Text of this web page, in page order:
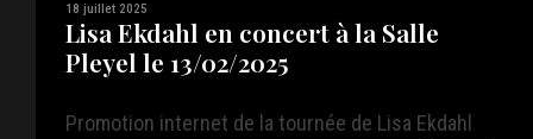
18 juillet 2025
Lisa Ekdahl en concert à la Salle
Pleyel le 13/02/2025
Promotion internet de la tournée de Lisa Ekdahl